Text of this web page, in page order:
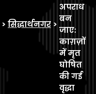
> सिद्धार्थनगर >
अपराध
बन
जाए:
काग़ज़ों
में मृत
घोषित
की गई
वृद्धा